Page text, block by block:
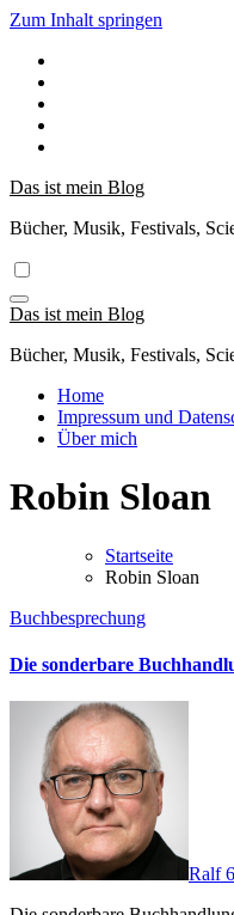
Zum Inhalt springen
Das ist mein Blog
Bücher, Musik, Festivals,
Das ist mein Blog
Bücher, Musik, Festivals,
Home
Impressum und
Über mich
Robin Sloan
Startseite
Robin Sloan
Buchbesprechung
Die sonderbare
Ralf